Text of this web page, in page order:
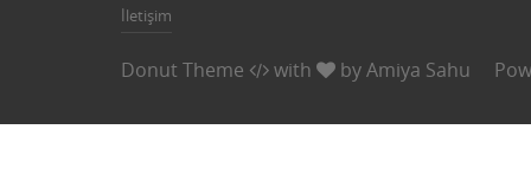
İletişim
Donut Theme with byAmiya Sahu